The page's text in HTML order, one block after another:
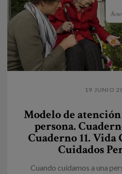
19 JUNIO
Modelo de
persona.
Cuaderno 11. Vida
Cuidados
Cuando cuidamos a una